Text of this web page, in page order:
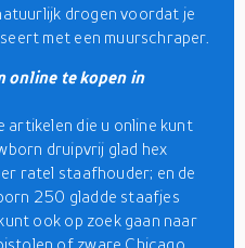
drogen voordat je
met een muurschraper.
online te kopen in
artikelen die u online kunt
druipvrij glad hex
ratel staafhouder; en de
250 gladde staafjes
ook op zoek gaan naar
of zware Chicago